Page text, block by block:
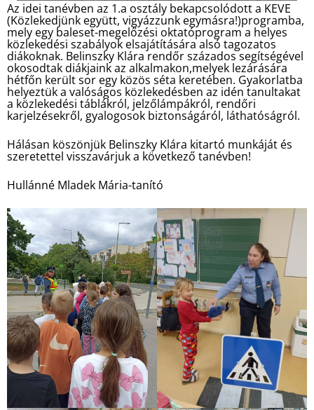
Az idei tanévben az 1.a osztály bekapcsolódott a KEVE
(Közlekedjünk együtt, vigyázzunk egymásra!)programba,
mely egy baleset-megelőzési oktatóprogram a helyes
közlekedési szabályok elsajátítására alsó tagozatos
diákoknak. Belinszky Klára rendőr százados segítségével
okosodtak diákjaink az alkalmakon,melyek lezárására
hétfőn került sor egy közös séta keretében. Gyakorlatba
helyeztük a valóságos közlekedésben az idén tanultakat
a közlekedési táblákról, jelzőlámpákról, rendőri
karjelzésekről, gyalogosok biztonságáról, láthatóságról.
Hálásan köszönjük Belinszky Klára kitartó munkáját és
szeretettel visszavárjuk a következő tanévben!
Hullánné Mladek Mária-tanító